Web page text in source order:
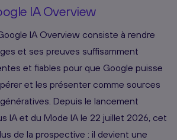
IA Overview
IA Overview consiste à rendre
et ses preuves suffisamment
et fiables pour que Google puisse
et les présenter comme sources
Depuis le lancement
IA et du Mode IA le 22 juillet 2026, cet
de la prospective : il devient une